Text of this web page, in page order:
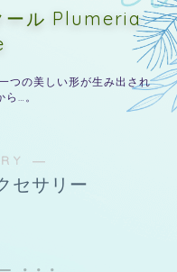
ール Plumeria
つの美しい形が生み出され
…。
―
セサリー